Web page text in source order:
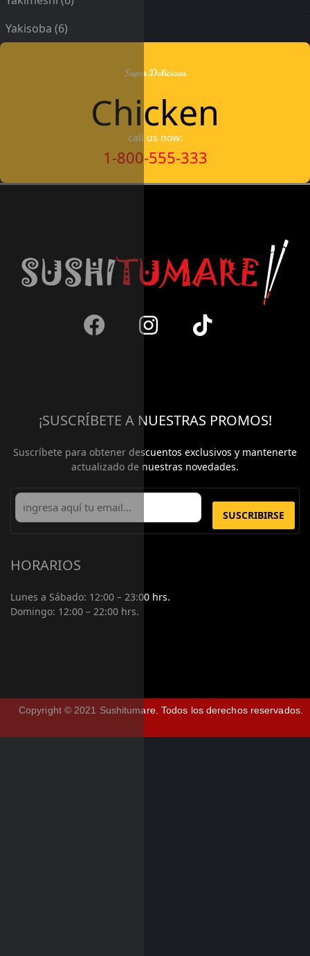
Yakisoba (6)
Super Delicious
Chicken
call us now:
1-800-555-333
HORARIOS
Lunes a Sábado: 12:00 – 23:00 hrs.
Domingo: 12:00 – 22:00 hrs.
¡SUSCRÍBETE A NUESTRAS PROMOS!
Suscríbete para obtener descuentos exclusivos y mantenerte
actualizado de nuestras novedades.
SUSCRIBIRSE
Copyright © 2021 Sushitumare. Todos los derechos reservados.